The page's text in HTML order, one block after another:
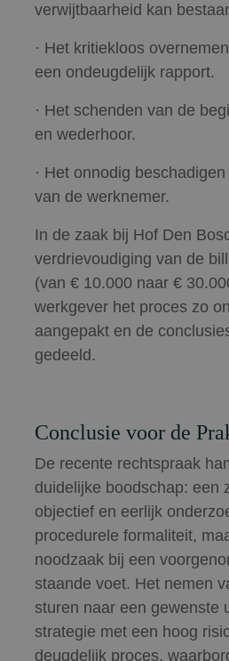
verwijtbaarheid kan
· Het kritiekloos
een ondeugdelijk rapport.
· Het schenden van de
en wederhoor.
· Het onnodig
van de werknemer.
In de zaak bij Hof Den
verdrievoudiging van de
(van € 10.000 naar €
werkgever het proces zo
aangepakt en de
gedeeld.
Conclusie voor de
De recente rechtspraak
duidelijke boodschap: een
objectief en eerlijk
procedurele formaliteit,
noodzaak bij een
staande voet. Het nemen
sturen naar een gewenste
strategie met een hoog
deugdelijk proces,